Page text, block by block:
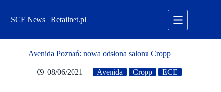
treściSCF News | Retailnet.pl
Avenida Poznań: nowa odsłona salonu Cropp
08/06/2021 Avenida Cropp ECE